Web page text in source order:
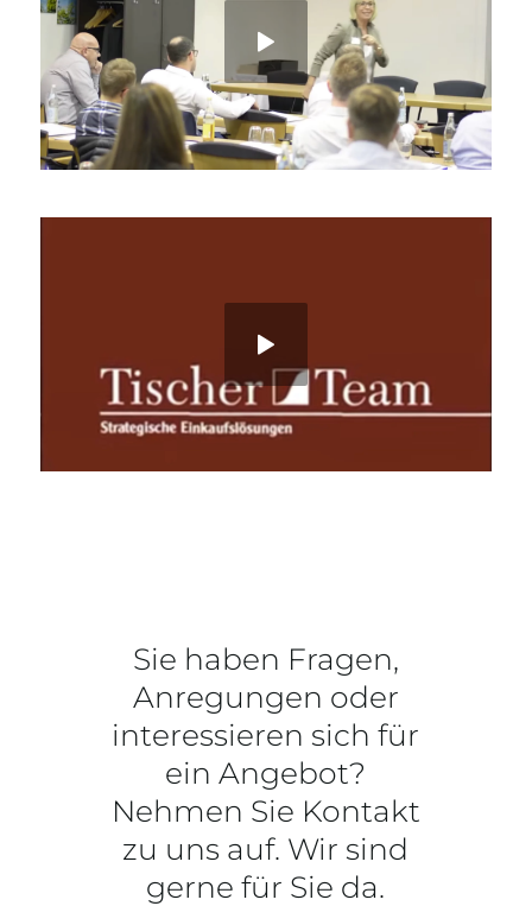
Sie haben Fragen,
Anregungen oder
interessieren sich für
ein Angebot?
Nehmen Sie Kontakt
zu uns auf. Wir sind
gerne für Sie da.